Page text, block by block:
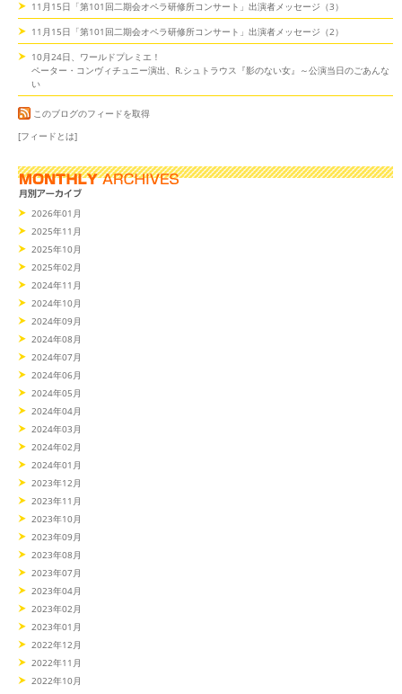
11月15日「第101回二期会オペラ研修所コンサート」出演者メッセージ（3）
11月15日「第101回二期会オペラ研修所コンサート」出演者メッセージ（2）
10月24日、ワールドプレミエ！
ペーター・コンヴィチュニー演出、R.シュトラウス『影のない女』～公演当日のごあんな
い
このブログのフィードを取得
[フィードとは]
2026年01月
2025年11月
2025年10月
2025年02月
2024年11月
2024年10月
2024年09月
2024年08月
2024年07月
2024年06月
2024年05月
2024年04月
2024年03月
2024年02月
2024年01月
2023年12月
2023年11月
2023年10月
2023年09月
2023年08月
2023年07月
2023年04月
2023年02月
2023年01月
2022年12月
2022年11月
2022年10月